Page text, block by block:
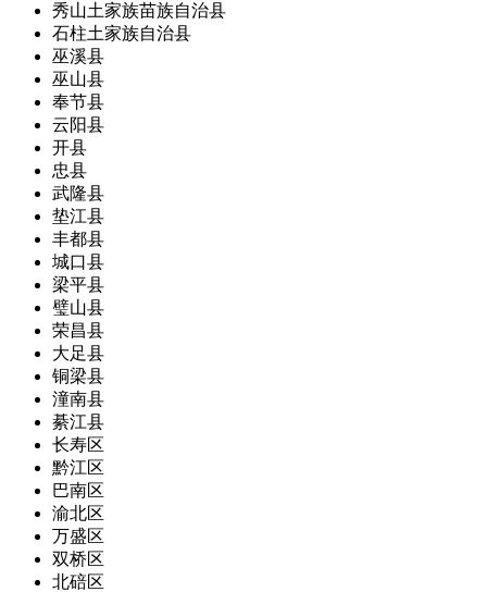
秀山土家族苗族自治县
石柱土家族自治县
巫溪县
巫山县
奉节县
云阳县
开县
忠县
武隆县
垫江县
丰都县
城口县
梁平县
璧山县
荣昌县
大足县
铜梁县
潼南县
綦江县
长寿区
黔江区
巴南区
渝北区
万盛区
双桥区
北碚区